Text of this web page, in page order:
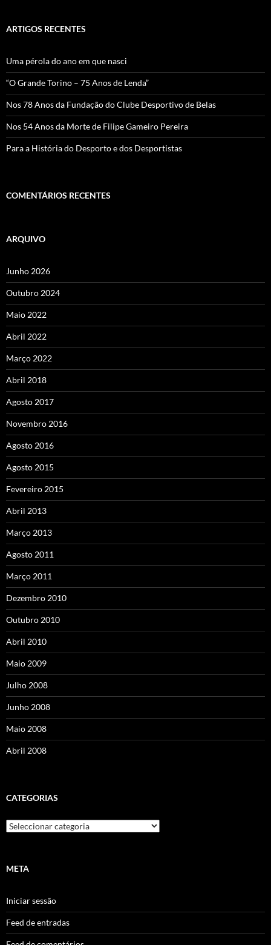
ARTIGOS RECENTES
Uma pérola do ano em que nasci
“O Grande Torino – 75 Anos de Lenda”
Nos 78 Anos da Fundação do Clube Desportivo de Belas
Nos 54 Anos da Morte de Filipe Gameiro Pereira
Para a História do Desporto e dos Desportistas
COMENTÁRIOS RECENTES
ARQUIVO
Junho 2026
Outubro 2024
Maio 2022
Abril 2022
Março 2022
Abril 2018
Agosto 2017
Novembro 2016
Agosto 2016
Agosto 2015
Fevereiro 2015
Abril 2013
Março 2013
Agosto 2011
Março 2011
Dezembro 2010
Outubro 2010
Abril 2010
Maio 2009
Julho 2008
Junho 2008
Maio 2008
Abril 2008
CATEGORIAS
Categorias
META
Iniciar sessão
Feed de entradas